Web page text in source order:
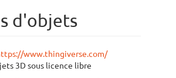
d'objets
www.thingiverse.com/
3D sous licence libre